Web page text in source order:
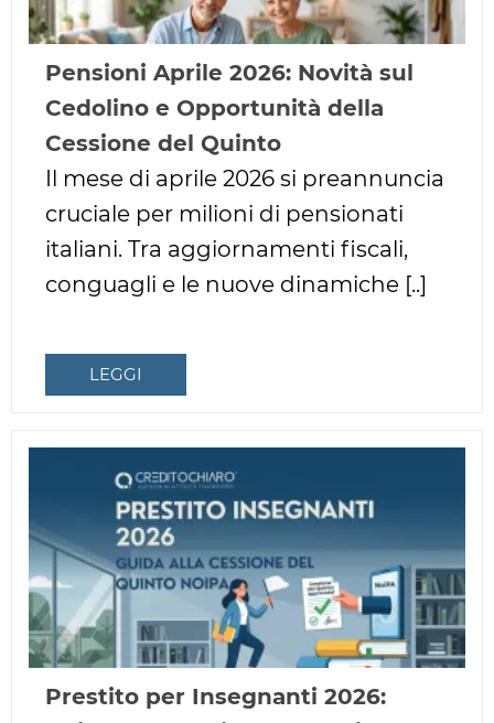
Pensioni Aprile 2026: Novità sul
Cedolino e Opportunità della
Cessione del Quinto
Il mese di aprile 2026 si preannuncia
cruciale per milioni di pensionati
italiani. Tra aggiornamenti fiscali,
conguagli e le nuove dinamiche [..]
LEGGI
Prestito per Insegnanti 2026: